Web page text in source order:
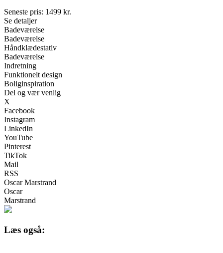
Seneste pris: 1499 kr.
Se detaljer
Badeværelse
Badeværelse
Håndklædestativ
Badeværelse
Indretning
Funktionelt design
Boliginspiration
Del og vær venlig
X
Facebook
Instagram
LinkedIn
YouTube
Pinterest
TikTok
Mail
RSS
Oscar Marstrand
Oscar
Marstrand
Læs også: